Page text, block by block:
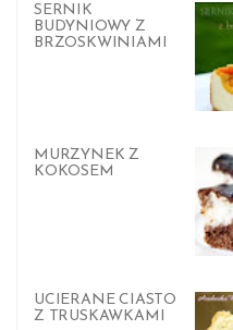
SERNIK
BUDYNIOWY Z
BRZOSKWINIAMI
MURZYNEK Z
KOKOSEM
UCIERANE CIASTO
Z TRUSKAWKAMI